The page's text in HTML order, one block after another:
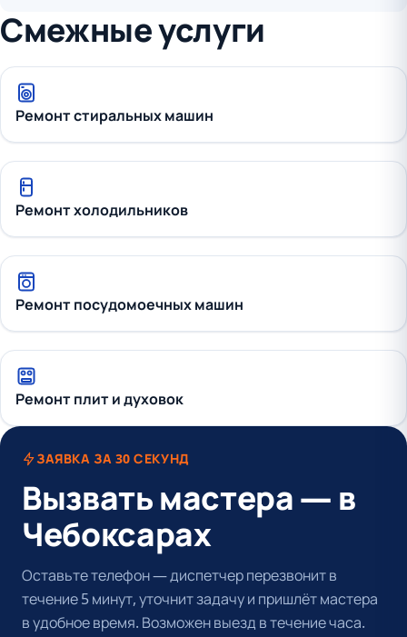
Смежные услуги
Ремонт стиральных машин
Ремонт холодильников
Ремонт посудомоечных машин
Ремонт плит и духовок
ЗАЯВКА ЗА 30 СЕКУНД
Вызвать мастера — в
Чебоксарах
Оставьте телефон — диспетчер перезвонит в
течение 5 минут, уточнит задачу и пришлёт мастера
в удобное время. Возможен выезд в течение часа.